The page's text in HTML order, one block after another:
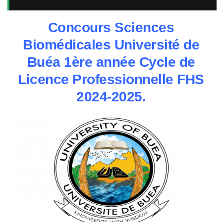
Concours Sciences
Biomédicales Université de
Buéa 1ère année Cycle de
Licence Professionnelle FHS
2024-2025.